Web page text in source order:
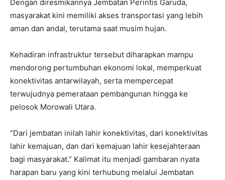
Dengan diresmikannya Jembatan Perintis Garuda,
masyarakat kini memiliki akses transportasi yang lebih
aman dan andal, terutama saat musim hujan.
Kehadiran infrastruktur tersebut diharapkan mampu
mendorong pertumbuhan ekonomi lokal, memperkuat
konektivitas antarwilayah, serta mempercepat
terwujudnya pemerataan pembangunan hingga ke
pelosok Morowali Utara.
“Dari jembatan inilah lahir konektivitas, dari konektivitas
lahir kemajuan, dan dari kemajuan lahir kesejahteraan
bagi masyarakat.” Kalimat itu menjadi gambaran nyata
harapan baru yang kini terhubung melalui Jembatan